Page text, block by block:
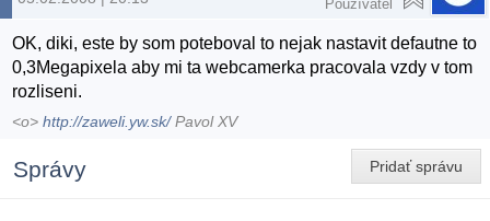
Používateľ
OK, diki, este by som poteboval to nejak nastavit defautne to
0,3Megapixela aby mi ta webcamerka pracovala vzdy v tom
rozliseni.
<o>http://zaweli.yw.sk/Pavol XV
Pridať správu
Správy